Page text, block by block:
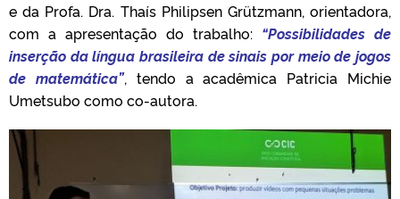
e da Profa. Dra. Thaís Philipsen Grützmann, orientadora,
com a apresentação do trabalho: “Possibilidades de
inserção da língua brasileira de sinais por meio de jogos
de matemática”, tendo a acadêmica Patricia Michie
Umetsubo como co-autora.